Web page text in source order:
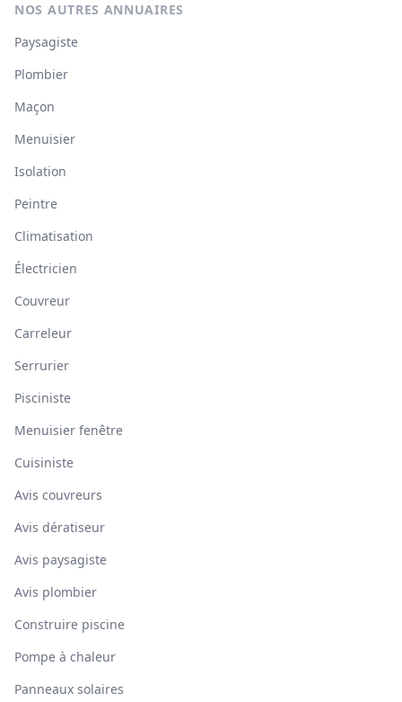
NOS AUTRES ANNUAIRES
Paysagiste
Plombier
Maçon
Menuisier
Isolation
Peintre
Climatisation
Électricien
Couvreur
Carreleur
Serrurier
Pisciniste
Menuisier fenêtre
Cuisiniste
Avis couvreurs
Avis dératiseur
Avis paysagiste
Avis plombier
Construire piscine
Pompe à chaleur
Panneaux solaires